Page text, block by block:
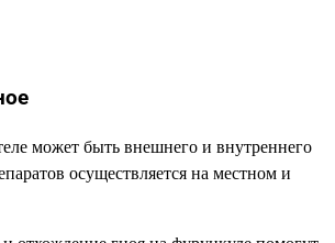
может быть внешнего и внутреннего
осуществляется на местном и